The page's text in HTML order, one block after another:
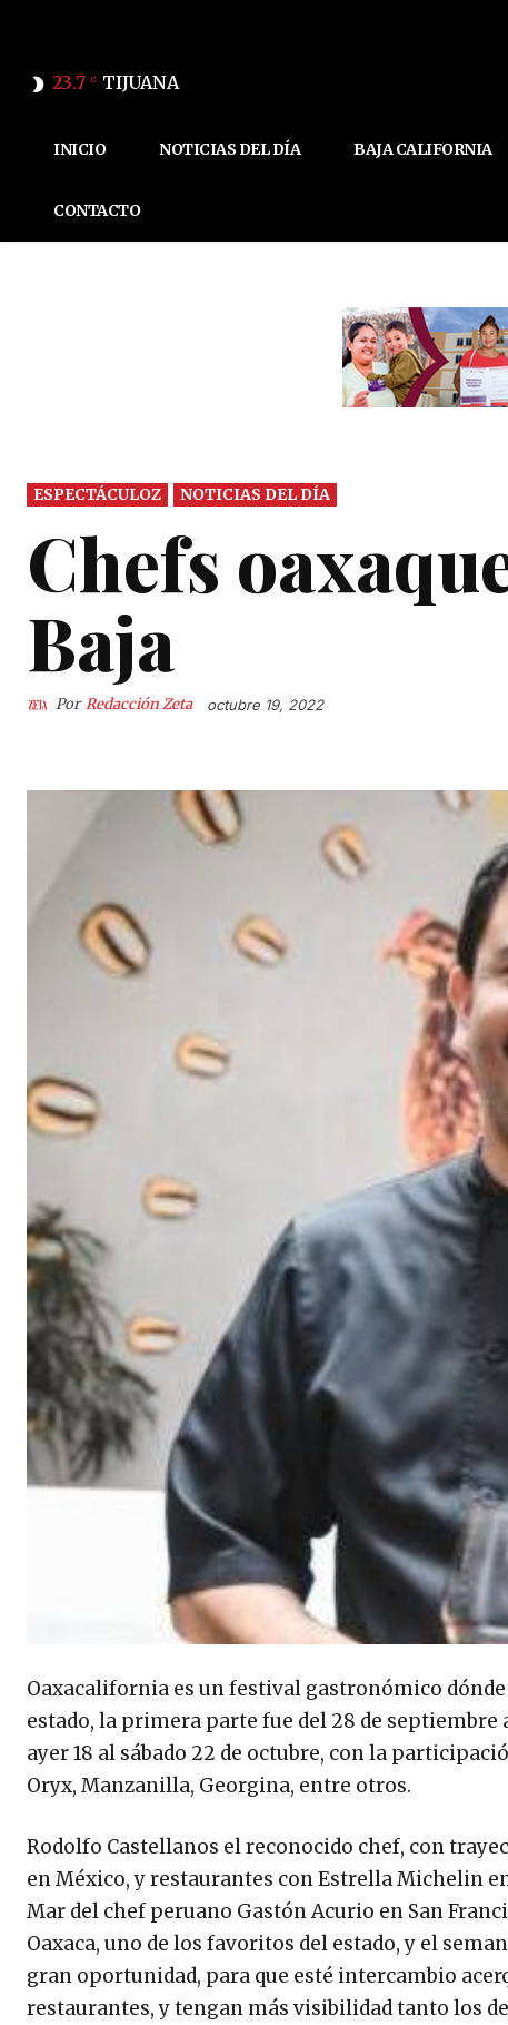
23.7 C TIJUANA
INICIO NOTICIAS DEL DÍA BAJA CALIFORNIA
CONTACTO
ESPECTÁCULOZ NOTICIAS DEL DÍA
Chefs
Baja
Por Redacción Zeta octubre 19, 2022
Oaxacalifornia es un festival gastronómico
estado, la primera parte fue del 28 de septiembre
ayer 18 al sábado 22 de octubre, con la
Oryx, Manzanilla, Georgina, entre otros.
Rodolfo Castellanos el reconocido chef, con
en México, y restaurantes con Estrella Michelin
Mar del chef peruano Gastón Acurio en San
Oaxaca, uno de los favoritos del estado, y el
gran oportunidad, para que esté intercambio
restaurantes, y tengan más visibilidad tanto los